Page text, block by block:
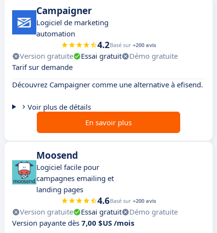
Campaigner
Logiciel de marketing
automation
4.2Basé sur +200 avis
Version gratuite Essai gratuit
Démo gratuite
Tarif sur demande
Découvrez Campaigner comme une alternative à efisend.
Voir plus de détails
En savoir plus
Moosend
Logiciel facile pour
campagnes emailing et
landing pages
4.6Basé sur +200 avis
Version gratuite Essai gratuit
Démo gratuite
Version payante dès 7,00 $US /mois